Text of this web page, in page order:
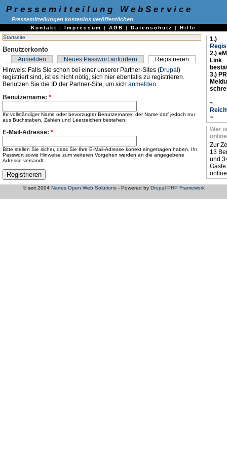
Pressemitteilung WebService
Pressemitteilungen kostenlos veröffentlichen
Kontakt | Impressum | AGB | Datenschutz | Hilfe
Startseite
Benutzerkonto
Anmelden Neues Passwort anfordern
Registrieren
Hinweis: Falls Sie schon bei einer unserer Partner-Sites (Drupal)
registriert sind, ist es nicht nötig, sich hier ebenfalls zu registrieren.
Benutzen Sie die ID der Partner-Site, um sich anmelden
Benutzername: *
Ihr vollständiger Name oder bevorzugter Benutzername; der Name darf jedoch nur
aus Buchstaben, Zahlen und Leerzeichen bestehen.
E-Mail-Adresse: *
Bitte stellen Sie sicher, dass Sie Ihre E-Mail-Adresse korrekt eingetragen haben. Ihr
Passwort sowie Hinweise zum weiteren Vorgehen werden an die angegebene
Adresse versandt.
1.)
2.)
Link
3.)
~
~
Wer
online
Zur
13
und
Gäste
© seit 2004 Narres Open Web Solutions- Powered by Drupal PHP Framework